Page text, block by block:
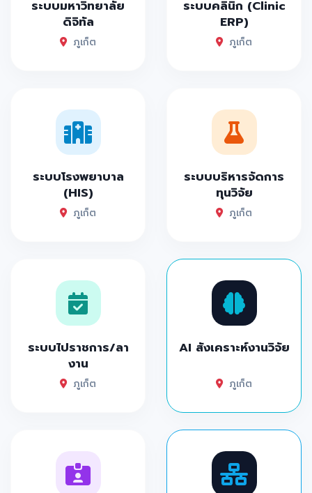
ระบบมหาวิทยาลัย
ดิจิทัล
ภูเก็ต
ระบบคลินิก (Clinic
ERP)
ภูเก็ต
ระบบโรงพยาบาล
(HIS)
ภูเก็ต
ระบบบริหารจัดการ
ทุนวิจัย
ภูเก็ต
ระบบไปราชการ/ลา
งาน
ภูเก็ต
AI สังเคราะห์งานวิจัย
ภูเก็ต